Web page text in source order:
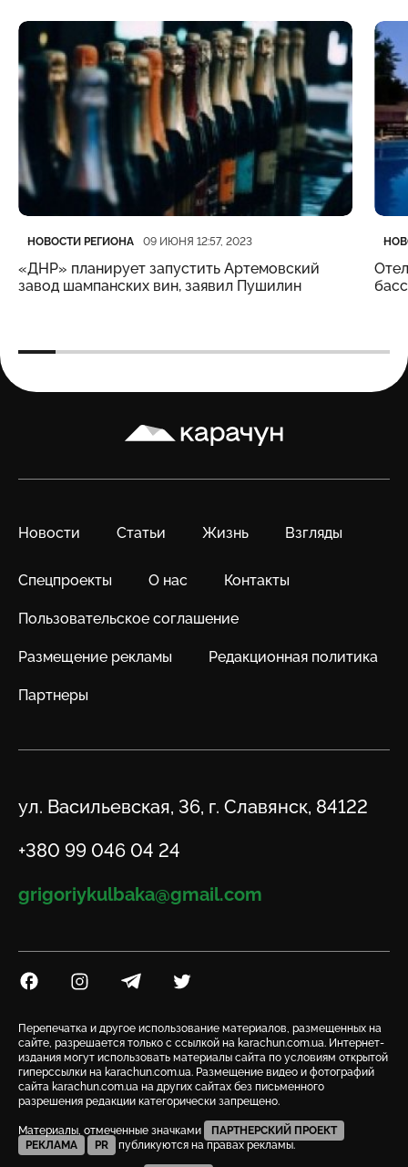
Категория
НОВОСТИ РЕГИОНА
Дата публикации 09 ИЮНЯ 12:57, 2023
«ДНР» планирует запустить Артемовский
завод шампанских вин, заявил Пушилин
Карачун
Новости Статьи Жизнь Взгляды
Спецпроекты О нас Контакты
Пользовательское соглашение
Размещение рекламы Редакционная политика
Партнеры
Адрес
ул. Васильевская, 36, г. Славянск, 84122
Телефон
+380 99 046 04 24
Email
grigoriykulbaka@gmail.com
Посилання на Facebook
Посилання на Instagram
Посилання на Telegram
Посилання на Twitter
Перепечатка и другое использование материалов, размещенных на
сайте, разрешается только с ссылкой на karachun.com.ua. Интернет-
издания могут использовать материалы сайта по условиям открытой
гиперссылки на karachun.com.ua. Размещение видео и фотографий
сайта karachun.com.ua на других сайтах без письменного
разрешения редакции категорически запрещено.
Материалы, отмеченные значками
ПАРТНЕРСКИЙ ПРОЕКТ
РЕКЛАМА
PR публикуются на правах рекламы.